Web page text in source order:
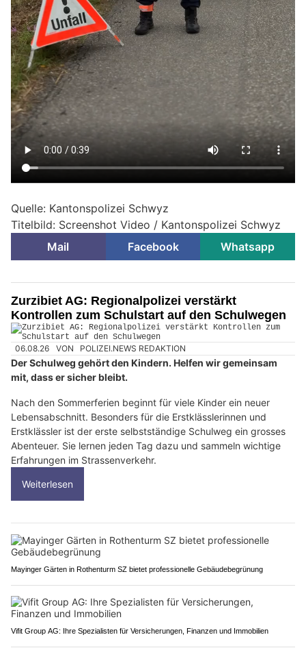
Quelle: Kantonspolizei Schwyz
Titelbild: Screenshot Video / Kantonspolizei Schwyz
Mail
Facebook Whatsapp
Zurzibiet AG: Regionalpolizei verstärkt
Kontrollen zum Schulstart auf den Schulwegen
06.08.26 VON POLIZEI.NEWS REDAKTION
Der Schulweg gehört den Kindern. Helfen wir gemeinsam
mit, dass er sicher bleibt.
Nach den Sommerferien beginnt für viele Kinder ein neuer
Lebensabschnitt. Besonders für die Erstklässlerinnen und
Erstklässler ist der erste selbstständige Schulweg ein grosses
Abenteuer. Sie lernen jeden Tag dazu und sammeln wichtige
Erfahrungen im Strassenverkehr.
Weiterlesen
Mayinger Gärten in Rothenturm SZ bietet professionelle Gebäudebegrünung
Vifit Group AG: Ihre Spezialisten für Versicherungen, Finanzen und Immobilien